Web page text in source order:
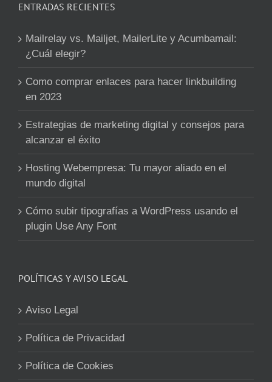
ENTRADAS RECIENTES
Mailrelay vs. Mailjet, MailerLite y Acumbamail:
¿Cuál elegir?
Como comprar enlaces para hacer linkbuilding
en 2023
Estrategias de marketing digital y consejos para
alcanzar el éxito
Hosting Webempresa: Tu mayor aliado en el
mundo digital
Cómo subir tipografías a WordPress usando el
plugin Use Any Font
POLÍTICAS Y AVISO LEGAL
Aviso Legal
Política de Privacidad
Política de Cookies